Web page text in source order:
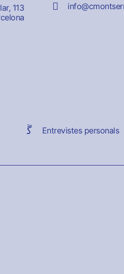
113
Entrevistes personals